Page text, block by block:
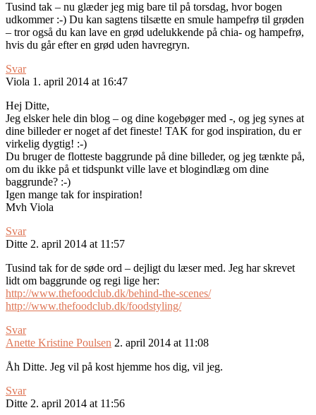
Tusind tak – nu glæder jeg mig bare til på torsdag, hvor bogen
udkommer :-) Du kan sagtens tilsætte en smule hampefrø til grøden
– tror også du kan lave en grød udelukkende på chia- og hampefrø,
hvis du går efter en grød uden havregryn.
Svar
Viola 1. april 2014 at 16:47
Hej Ditte,
Jeg elsker hele din blog – og dine kogebøger med -, og jeg synes at
dine billeder er noget af det fineste! TAK for god inspiration, du er
virkelig dygtig! :-)
Du bruger de flotteste baggrunde på dine billeder, og jeg tænkte på,
om du ikke på et tidspunkt ville lave et blogindlæg om dine
baggrunde? :-)
Igen mange tak for inspiration!
Mvh Viola
Svar
Ditte 2. april 2014 at 11:57
Tusind tak for de søde ord – dejligt du læser med. Jeg har skrevet
lidt om baggrunde og regi lige her:
http://www.thefoodclub.dk/behind-the-scenes/
http://www.thefoodclub.dk/foodstyling/
Svar
Anette Kristine Poulsen 2. april 2014 at 11:08
Åh Ditte. Jeg vil på kost hjemme hos dig, vil jeg.
Svar
Ditte 2. april 2014 at 11:56